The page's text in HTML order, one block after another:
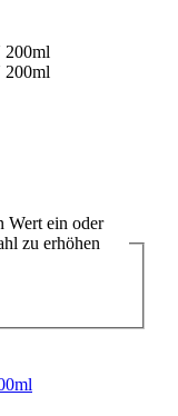
Wert ein oder
zu erhöhen